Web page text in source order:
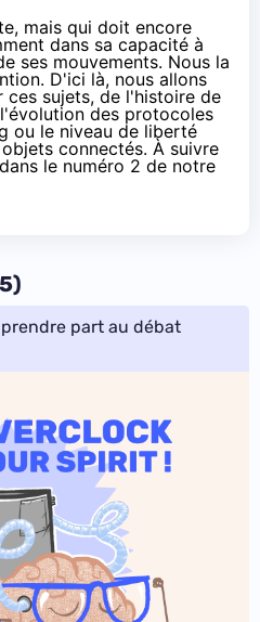
mais qui doit encore
dans sa capacité à
ses mouvements. Nous la
D'ici là, nous allons
ces sujets, de l'histoire de
des protocoles
ou le niveau de liberté
objets connectés. À suivre
le numéro 2 de notre
part au débat